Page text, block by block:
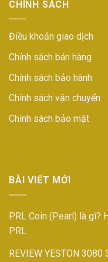
CHÍNH SÁCH
Điều khoản giao dịch
Chính sách bán hàng
Chính sách bảo hành
Chính sách vận chuyển
Chính sách bảo mật
BÀI VIẾT MỚI
PRL Coin (Pearl) là gì?
PRL
REVIEW YESTON 3080